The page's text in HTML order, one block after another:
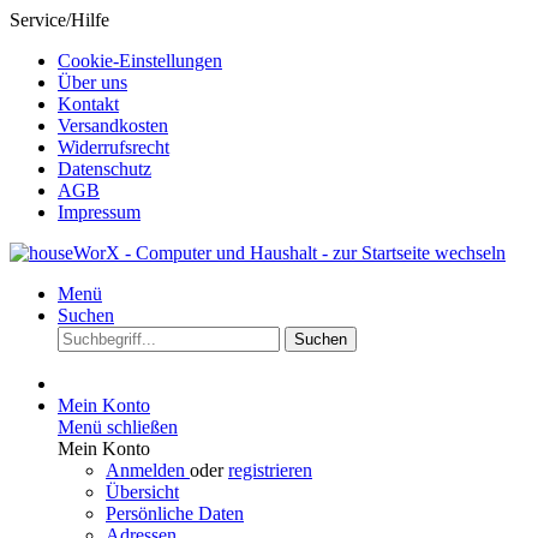
Service/Hilfe
Cookie-Einstellungen
Über uns
Kontakt
Versandkosten
Widerrufsrecht
Datenschutz
AGB
Impressum
Menü
Suchen
Suchen
Mein Konto
Menü schließen
Mein Konto
Anmelden oderregistrieren
Übersicht
Persönliche Daten